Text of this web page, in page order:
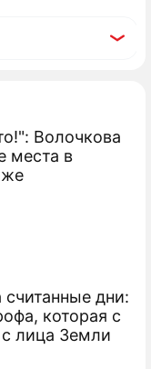
Волочкова
места в
считанные дни:
которая с
лица Земли
след
и